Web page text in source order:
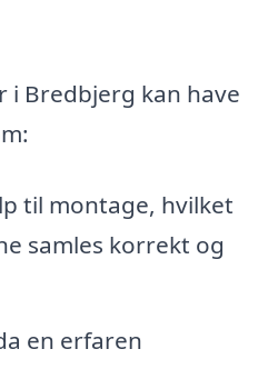
i Bredbjerg kan have
til montage, hvilket
samles korrekt og
en erfaren